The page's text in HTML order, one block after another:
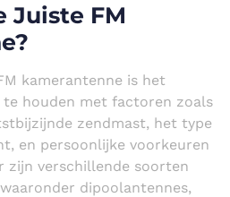
Juiste FM
kamerantenne is het
houden met factoren zoals
zendmast, het type
en persoonlijke voorkeuren
zijn verschillende soorten
dipoolantennes,